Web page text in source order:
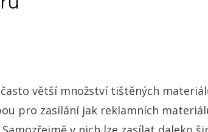
větší množství tištěných
pro zasílání jak reklamních